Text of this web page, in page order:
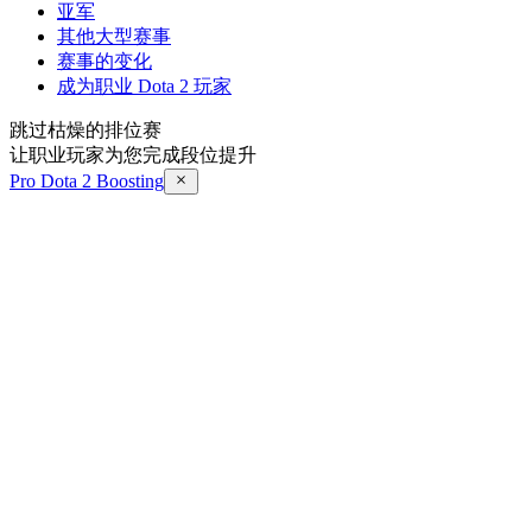
亚军
其他大型赛事
赛事的变化
成为职业 Dota 2 玩家
跳过枯燥的排位赛
让职业玩家为您完成段位提升
Pro Dota 2 Boosting